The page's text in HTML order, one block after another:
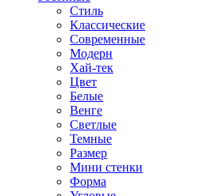
Стиль
Классические
Современные
Модерн
Хай-тек
Цвет
Белые
Венге
Светлые
Темные
Размер
Мини стенки
Форма